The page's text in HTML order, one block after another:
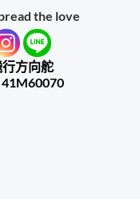
the love
行方向舵
41M60070